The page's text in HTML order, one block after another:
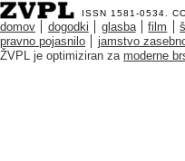
ISSN 1581-0534.
domov dogodki glasba film
pravno pojasnilo
jamstvo
ŽVPL je optimiziran za moderne